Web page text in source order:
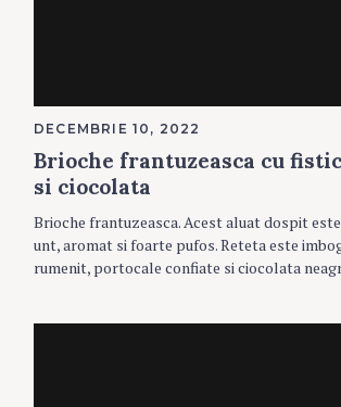
DECEMBRIE 10, 2022
Brioche frantuzeasca cu
si ciocolata
Brioche frantuzeasca. Acest aluat dospit
unt, aromat si foarte pufos. Reteta este
rumenit, portocale confiate si ciocolata